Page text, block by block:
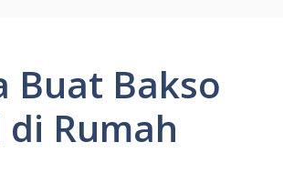
Buat Bakso
Rumah